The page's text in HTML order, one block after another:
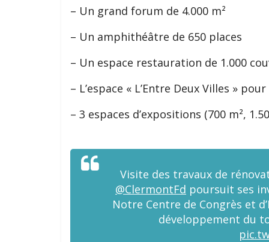
– Un grand forum de 4.000 m²
– Un amphithéâtre de 650 places
– Un espace restauration de 1.000
– L’espace « L’Entre Deux Villes »
– 3 espaces d’expositions (700 m²,
Visite des travaux de
@ClermontFd poursuit ses
Notre Centre de Congrès et
développement du